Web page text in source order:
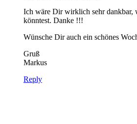
Ich wäre Dir wirklich sehr dankbar,
könntest. Danke !!!
Wünsche Dir auch ein schönes
Gruß
Markus
Reply